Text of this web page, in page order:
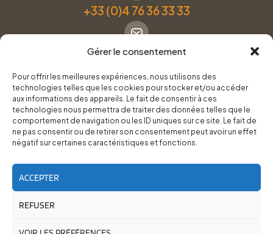
Gérer le consentement
Pour offrir les meilleures expériences, nous utilisons des
technologies telles que les cookies pour stocker et/ou accéder
aux informations des appareils. Le fait de consentir à ces
technologies nous permettra de traiter des données telles que le
comportement de navigation ou les ID uniques sur ce site. Le fait de
ne pas consentir ou de retirer son consentement peut avoir un effet
négatif sur certaines caractéristiques et fonctions.
ACCEPTER
REFUSER
+33 (0)4 76 36 33 33
Formulaire de contact
Pneus Services Loisirs - Garage Point S - 28 Bd Denfert
Rochereau, 38500 Voiron
RoadTrip Équipement/Pneus Services Loisirs - 2026